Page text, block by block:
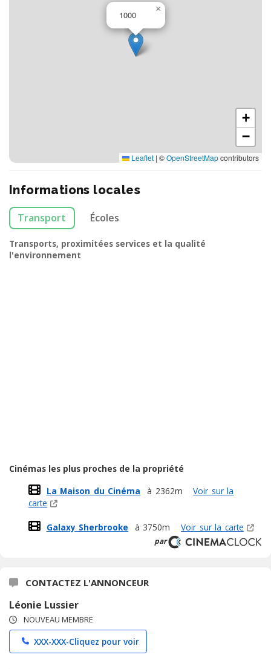
1000
×
+
−
Leaflet | ©OpenStreetMapcontributors
Informations locales
Transport Écoles
Transports, proximitées services et la qualité
l'environnement
Cinémas les plus proches de la propriété
La Maison du Cinéma
à 2362m
Voir sur la
carte
Galaxy Sherbrooke à 3750m Voir sur la carte
par
CONTACTEZ L'ANNONCEUR
Léonie Lussier
NOUVEAU MEMBRE
XXX-XXX-Cliquez pour voir